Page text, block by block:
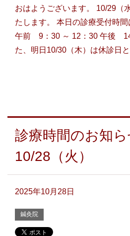
おはようございます。 10/29（
たします。 本日の診療受付時間
午前 9：30 ～ 12：30 午後 14
た、明日10/30（木）は休診日
診療時間のお知ら
10/28（火）
2025年10月28日
鍼灸院